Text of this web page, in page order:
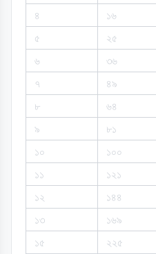
৪
১৬
৫
২৫
৬
৩৬
৭
৪৯
৮
৬৪
৯
৮১
১০
১০০
১১
১২১
১২
১৪৪
১৩
১৬৯
১৫
২২৫